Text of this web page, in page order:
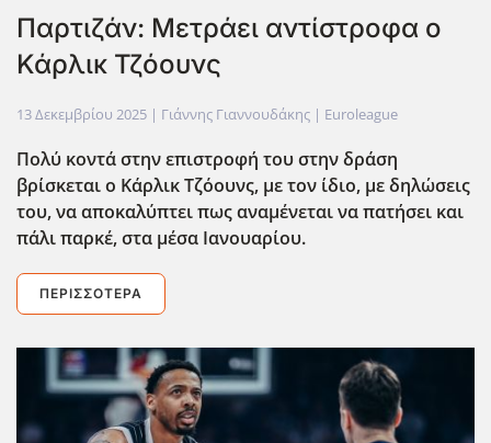
Παρτιζάν: Μετράει αντίστροφα ο
Κάρλικ Τζόουνς
13 Δεκεμβρίου 2025 | Γιάννης Γιαννουδάκης | Euroleague
Πολύ κοντά στην επιστροφή του στην δράση
βρίσκεται ο Κάρλικ Τζόουνς, με τον ίδιο, με δηλώσεις
του, να αποκαλύπτει πως αναμένεται να πατήσει και
πάλι παρκέ, στα μέσα Ιανουαρίου.
ΠΕΡΙΣΣΌΤΕΡΑ